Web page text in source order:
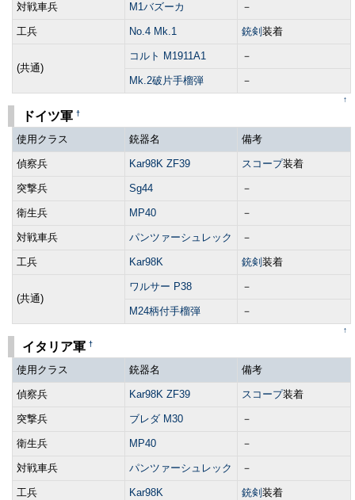
対戦車兵 M1バズーカ －
工兵 No.4 Mk.1 銃剣 装着
(共通)
コルト M1911A1 －
Mk.2破片手榴弾 －
↑
ドイツ軍 †
使用クラス 銃器名 備考
偵察兵 Kar98K ZF39 スコープ装着
突撃兵 Sg44 －
衛生兵 MP40 －
対戦車兵 パンツァーシュレック －
工兵 Kar98K 銃剣 装着
(共通)
ワルサー P38 －
M24柄付手榴弾 －
↑
イタリア軍 †
使用クラス 銃器名 備考
偵察兵 Kar98K ZF39 スコープ装着
突撃兵 ブレダ M30 －
衛生兵 MP40 －
対戦車兵 パンツァーシュレック －
工兵 Kar98K 銃剣 装着